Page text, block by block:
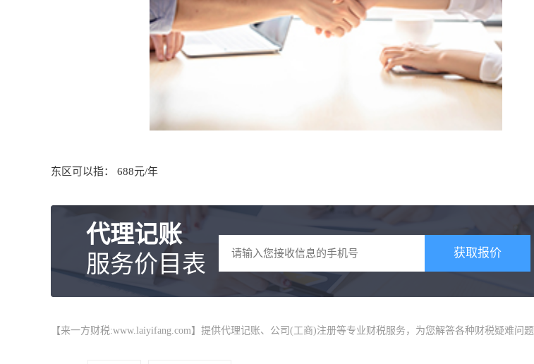
东区可以指： 688元/年
代理记账
服务价目表
获取报价
【来一方财税:www.laiyifang.com】提供代理记账、公司(工商)注册等专业财税服务，为您解答各种财税疑难问题